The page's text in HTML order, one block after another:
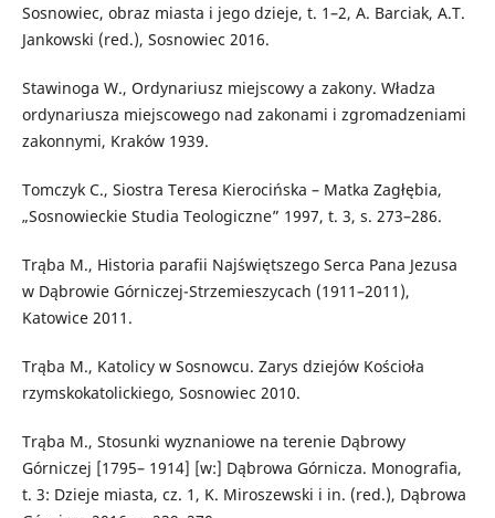
Sosnowiec, obraz miasta i jego dzieje, t. 1–2, A. Barciak, A.T.
Jankowski (red.), Sosnowiec 2016.
Stawinoga W., Ordynariusz miejscowy a zakony. Władza
ordynariusza miejscowego nad zakonami i zgromadzeniami
zakonnymi, Kraków 1939.
Tomczyk C., Siostra Teresa Kierocińska – Matka Zagłębia,
„Sosnowieckie Studia Teologiczne” 1997, t. 3, s. 273–286.
Trąba M., Historia parafii Najświętszego Serca Pana Jezusa
w Dąbrowie Górniczej-Strzemieszycach (1911–2011),
Katowice 2011.
Trąba M., Katolicy w Sosnowcu. Zarys dziejów Kościoła
rzymskokatolickiego, Sosnowiec 2010.
Trąba M., Stosunki wyznaniowe na terenie Dąbrowy
Górniczej [1795– 1914] [w:] Dąbrowa Górnicza. Monografia,
t. 3: Dzieje miasta, cz. 1, K. Miroszewski i in. (red.), Dąbrowa